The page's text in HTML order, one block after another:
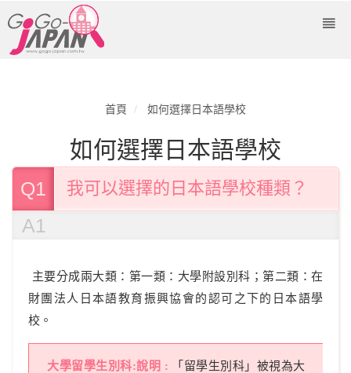
首頁 如何選擇日本語學校
如何選擇日本語學校
Q1 我可以選擇的日本語學校種類？
A1
主要分成兩大類：第一類：大學附設別科；第二類：在
財團法人日本語教育振興協會的認可之下的日本語學
校。
「留學生別科」被視為大